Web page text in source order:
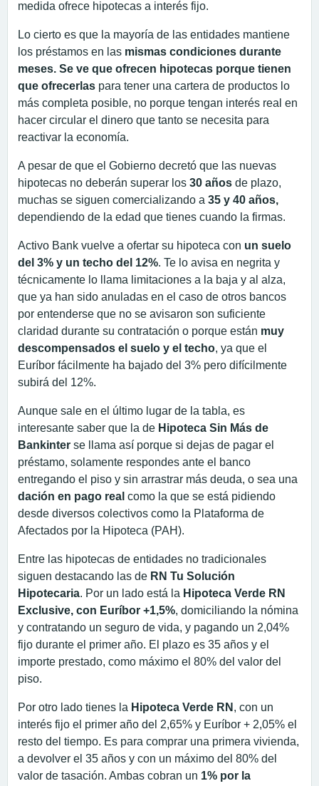
medida ofrece hipotecas a interés fijo.
Lo cierto es que la mayoría de las entidades mantiene
los préstamos en las mismas condiciones durante
meses. Se ve que ofrecen hipotecas porque tienen
que ofrecerlas para tener una cartera de productos lo
más completa posible, no porque tengan interés real en
hacer circular el dinero que tanto se necesita para
reactivar la economía.
A pesar de que el Gobierno decretó que las nuevas
hipotecas no deberán superar los 30 años de plazo,
muchas se siguen comercializando a 35 y 40 años,
dependiendo de la edad que tienes cuando la firmas.
Activo Bank vuelve a ofertar su hipoteca con un suelo
del 3% y un techo del 12%. Te lo avisa en negrita y
técnicamente lo llama limitaciones a la baja y al alza,
que ya han sido anuladas en el caso de otros bancos
por entenderse que no se avisaron son suficiente
claridad durante su contratación o porque están muy
descompensados el suelo y el techo, ya que el
Euríbor fácilmente ha bajado del 3% pero difícilmente
subirá del 12%.
Aunque sale en el último lugar de la tabla, es
interesante saber que la de Hipoteca Sin Más de
Bankinter se llama así porque si dejas de pagar el
préstamo, solamente respondes ante el banco
entregando el piso y sin arrastrar más deuda, o sea una
dación en pago real como la que se está pidiendo
desde diversos colectivos como la Plataforma de
Afectados por la Hipoteca (PAH).
Entre las hipotecas de entidades no tradicionales
siguen destacando las de RN Tu Solución
Hipotecaria. Por un lado está la Hipoteca Verde RN
Exclusive, con Euríbor +1,5%, domiciliando la nómina
y contratando un seguro de vida, y pagando un 2,04%
fijo durante el primer año. El plazo es 35 años y el
importe prestado, como máximo el 80% del valor del
piso.
Por otro lado tienes la Hipoteca Verde RN , con un
interés fijo el primer año del 2,65% y Euríbor + 2,05% el
resto del tiempo. Es para comprar una primera vivienda,
a devolver el 35 años y con un máximo del 80% del
valor de tasación. Ambas cobran un 1% por la